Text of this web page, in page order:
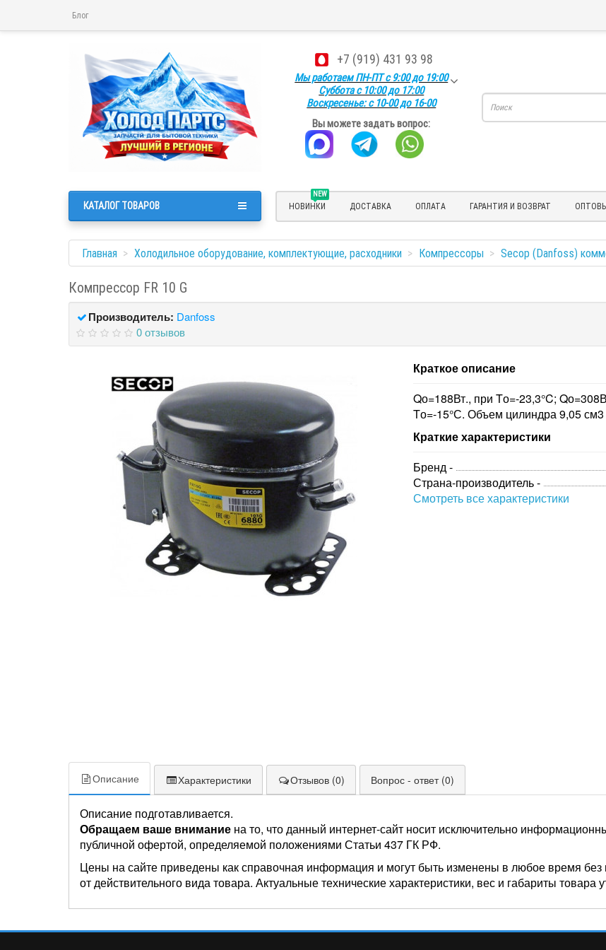
Блог
+7 (919) 431 93 98
Мы работаем ПН-ПТ с 9:00 до 19:00
Суббота с 10:00 до 17:00
Воскресенье: с 10-00 до 16-00
Вы можете задать вопрос:
NEW
НОВИНКИ ДОСТАВКА ОПЛАТА ГАРАНТИЯ И ВОЗВРАТ
КАТАЛОГ ТОВАРОВ
Главная Холодильное оборудование, комплектующие, расходники Компрессоры Secop (Danfoss)
Компрессор FR 10 G
Производитель: Danfoss
0 отзывов
Краткое описание
Qо=188Вт., при Tо=-23,3°C;
Tо=-15°С. Объем цилиндра 9,05 см3
Краткие характеристики
Бренд -
Страна-производитель -
Смотреть все характеристики
Описание Характеристики Отзывов (0) Вопрос - ответ (0)
Описание подготавливается.
Обращаем ваше внимание на то, что данный интернет-сайт носит исключительно
публичной офертой, определяемой положениями Статьи 437 ГК РФ.
Цены на сайте приведены как справочная информация и могут быть изменены в любое время
от действительного вида товара. Актуальные технические характеристики, вес и габариты